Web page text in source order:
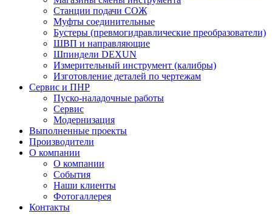
Станции подачи СОЖ
Муфты соединительные
Бустеры (превмогидравлические преобразователи)
ШВП и направляющие
Шпиндели DEXUN
Измерительный инструмент (калибры)
Изготовление деталей по чертежам
Сервис и ПНР
Пуско-наладочные работы
Сервис
Модернизация
Выполненные проекты
Производители
О компании
О компании
События
Наши клиенты
Фотогаллерея
Контакты